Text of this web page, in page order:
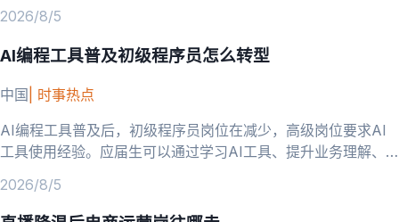
2026/8/5
AI编程工具普及初级程序员怎么转型
中国 时事热点
AI编程工具普及后，初级程序员岗位在减少，高级岗位要求AI
工具使用经验。应届生可以通过学习AI工具、提升业务理解、
2026/8/5